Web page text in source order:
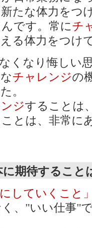
たな体力をつ
です。常にチ
る体力をつけ
くなり悔しい
チャレンジの
。
ジすることは
とは、非常に
に期待すること
していくこと
、"いい仕事"